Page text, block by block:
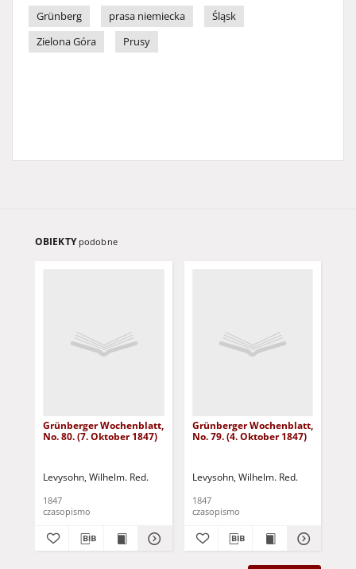
Grünberg
prasa niemiecka
Śląsk
Zielona Góra
Prusy
OBIEKTY podobne
Grünberger Wochenblatt,
No. 80. (7. Oktober 1847)
Levysohn, Wilhelm. Red.
1847
czasopismo
Grünberger Wochenblatt,
No. 79. (4. Oktober 1847)
Levysohn, Wilhelm. Red.
1847
czasopismo